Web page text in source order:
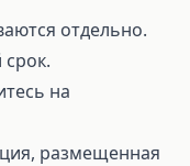
отдельно.
срок.
на
размещенная